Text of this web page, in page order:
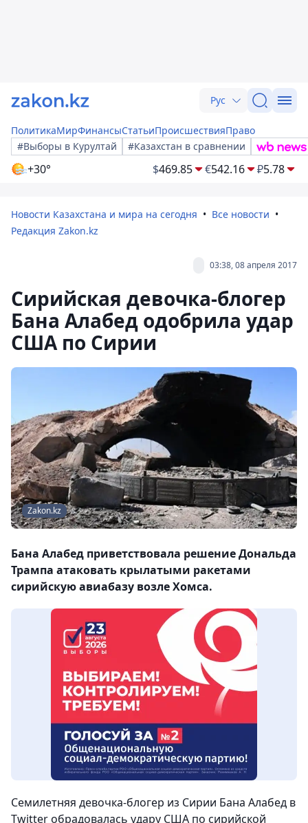
Рус
ПолитикаМирФинансыСтатьиПроисшествияПраво
#Выборы в Курултай
#Казахстан в сравнении
+30° $469.85 €542.16 ₽5.78
Новости Казахстана и мира на сегодня
Все новости
Редакция Zakon.kz
03:38, 08 апреля 2017
Сирийская девочка-блогер
Бана Алабед одобрила удар
США по Сирии
Zakon.kz
Бана Алабед приветствовала решение Дональда
Трампа атаковать крылатыми ракетами
сирийскую авиабазу возле Хомса.
Семилетняя девочка-блогер из Сирии Бана Алабед в
Twitter обрадовалась удару США по сирийской